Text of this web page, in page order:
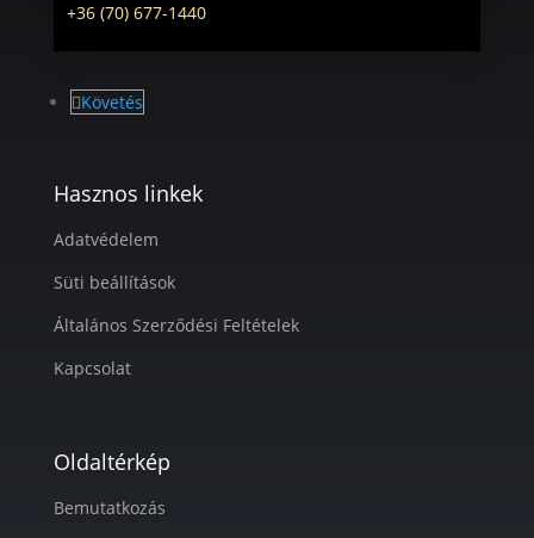
+36 (70) 677-1440
Követés
Hasznos linkek
Adatvédelem
Süti beállítások
Általános Szerződési Feltételek
Kapcsolat
Oldaltérkép
Bemutatkozás